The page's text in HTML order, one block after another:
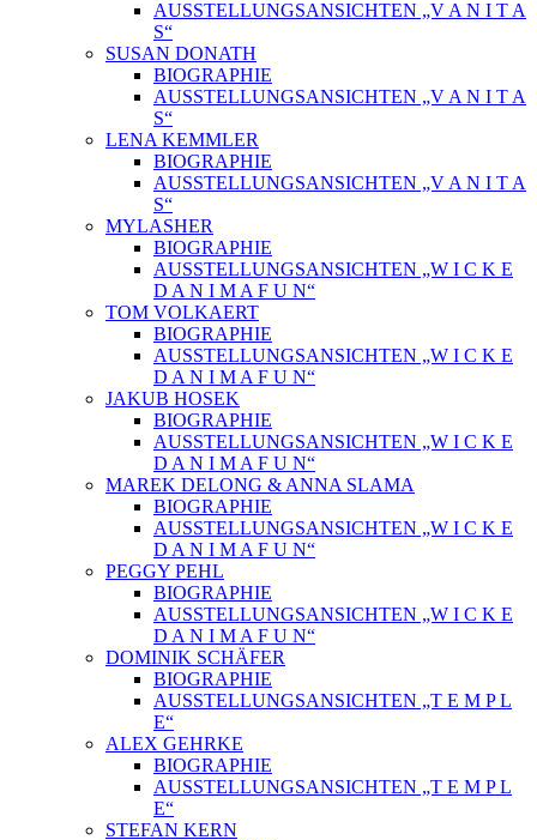
AUSSTELLUNGSANSICHTEN „V A N I T A
S“
SUSAN DONATH
BIOGRAPHIE
AUSSTELLUNGSANSICHTEN „V A N I T A
S“
LENA KEMMLER
BIOGRAPHIE
AUSSTELLUNGSANSICHTEN „V A N I T A
S“
MYLASHER
BIOGRAPHIE
AUSSTELLUNGSANSICHTEN „W I C K E
D A N I M A F U N“
TOM VOLKAERT
BIOGRAPHIE
AUSSTELLUNGSANSICHTEN „W I C K E
D A N I M A F U N“
JAKUB HOSEK
BIOGRAPHIE
AUSSTELLUNGSANSICHTEN „W I C K E
D A N I M A F U N“
MAREK DELONG & ANNA SLAMA
BIOGRAPHIE
AUSSTELLUNGSANSICHTEN „W I C K E
D A N I M A F U N“
PEGGY PEHL
BIOGRAPHIE
AUSSTELLUNGSANSICHTEN „W I C K E
D A N I M A F U N“
DOMINIK SCHÄFER
BIOGRAPHIE
AUSSTELLUNGSANSICHTEN „T E M P L
E“
ALEX GEHRKE
BIOGRAPHIE
AUSSTELLUNGSANSICHTEN „T E M P L
E“
STEFAN KERN